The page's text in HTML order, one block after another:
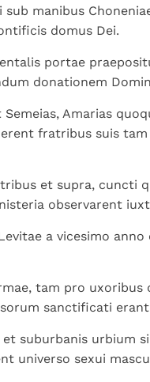
manibus
domus Dei.
portae
donationem
Amarias
fratribus suis tam
et supra, cuncti
observarent
a vicesimo anno
tam pro uxoribus
sanctificati erant
suburbanis urbium
universo sexui